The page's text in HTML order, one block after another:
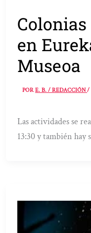
en
Museoa
PORE. B. / REDACCIÓN/
Las actividades se
13:30 y también hay